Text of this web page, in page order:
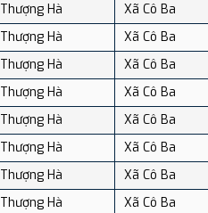
Thượng Hà
Xã Cô Ba
Thượng Hà
Xã Cô Ba
Thượng Hà
Xã Cô Ba
Thượng Hà
Xã Cô Ba
Thượng Hà
Xã Cô Ba
Thượng Hà
Xã Cô Ba
Thượng Hà
Xã Cô Ba
Thượng Hà
Xã Cô Ba